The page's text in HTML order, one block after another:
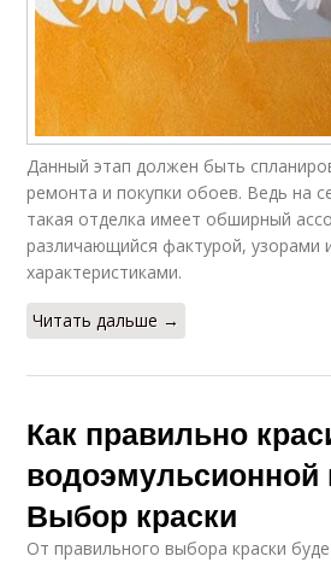
Данный этап должен быть
ремонта и покупки обоев. Ведь на
такая отделка имеет обширный
различающийся фактурой, узорами
характеристиками.
Читать дальше →
Как правильно
водоэмульсионной
Выбор краски
От правильного выбора краски